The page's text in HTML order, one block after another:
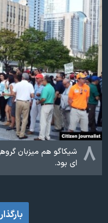
۸ شیکاگو هم میزبان
ای بود.